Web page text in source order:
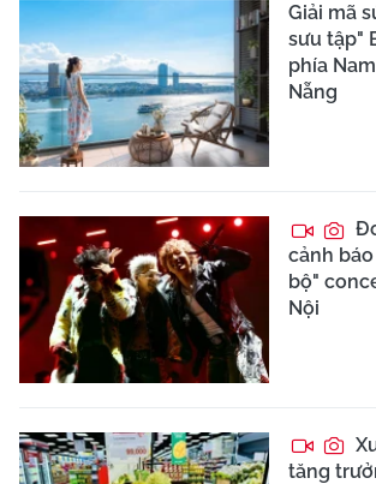
Giải mã
sưu tập"
phía
Nẵng
cảnh
bộ"
Nội
tăng